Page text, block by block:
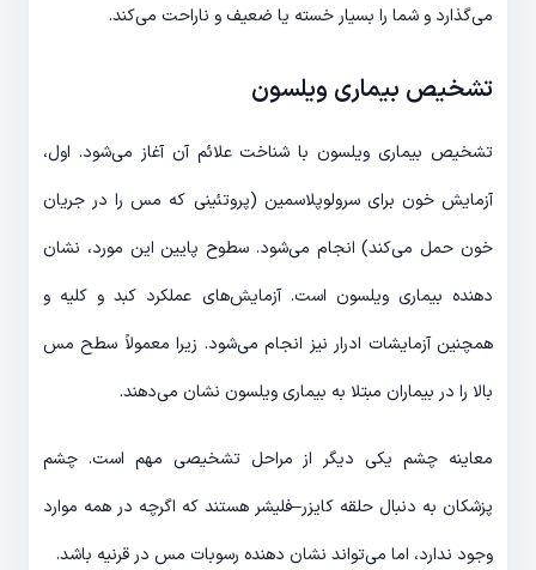
می‌گذارد و شما را بسیار خسته یا ضعیف و ناراحت می‌کند.
تشخیص بیماری ویلسون
تشخیص بیماری ویلسون با شناخت علائم آن آغاز می‌شود. اول،
آزمایش خون برای سرولوپلاسمین (پروتئینی که مس را در جریان
خون حمل می‌کند) انجام می‌شود. سطوح پایین این مورد، نشان
دهنده بیماری ویلسون است. آزمایش‌های عملکرد کبد و کلیه و
همچنین آزمایشات ادرار نیز انجام می‌شود. زیرا معمولاً سطح مس
بالا را در بیماران مبتلا به بیماری ویلسون نشان می‌دهند.
معاینه چشم یکی دیگر از مراحل تشخیصی مهم است. چشم
پزشکان به دنبال حلقه کایزر–فلیشر هستند که اگرچه در همه موارد
وجود ندارد، اما می‌تواند نشان دهنده رسوبات مس در قرنیه باشد.